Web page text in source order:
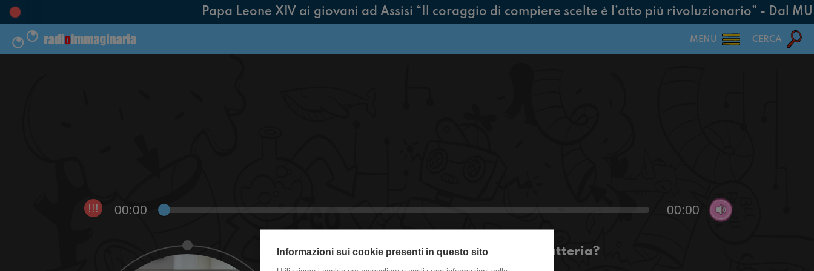
Papa Leone XIV ai giovani ad Assisi “Il coraggio di compiere scelte è l’atto più rivoluzionario”- Dal
MENU CERCA
!!! 00:00 00:00
#Tradate Amici a quattro zampe o a batteria?
Informazioni sui cookie presenti in questo sito